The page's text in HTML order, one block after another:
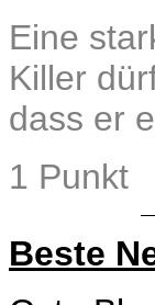
Eine
Killer
dass er
1 Punkt
Beste